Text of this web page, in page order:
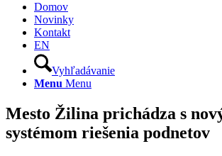
Domov
Novinky
Kontakt
EN
Vyhľadávanie
Menu Menu
Mesto Žilina prichádza s
systémom riešenia podnetov